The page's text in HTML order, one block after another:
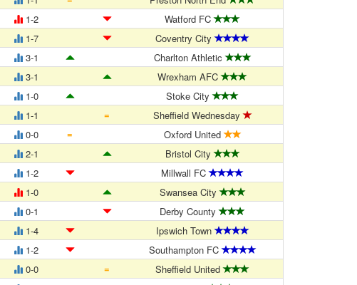
1-2
Watford FC
1-7
Coventry City
3-1
Charlton Athletic
3-1
Wrexham AFC
1-0
Stoke City
1-1
=
Sheffield Wednesday
0-0
=
Oxford United
2-1
Bristol City
1-2
Millwall FC
1-0
Swansea City
0-1
Derby County
1-4
Ipswich Town
1-2
Southampton FC
0-0
=
Sheffield United